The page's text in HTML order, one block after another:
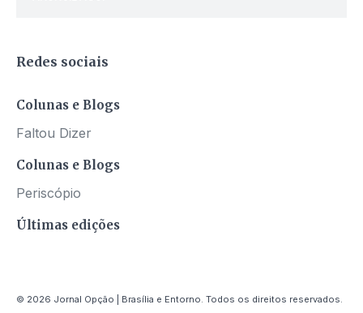
Redes sociais
Colunas e Blogs
Faltou Dizer
Colunas e Blogs
Periscópio
Últimas edições
© 2026 Jornal Opção | Brasília e Entorno. Todos os direitos reservados.